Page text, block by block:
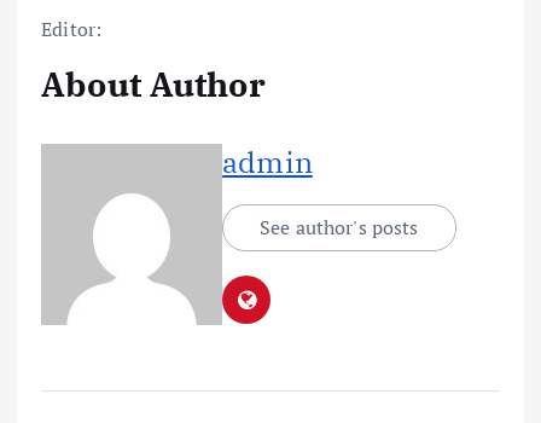
Editor:
About Author
admin
See author's posts